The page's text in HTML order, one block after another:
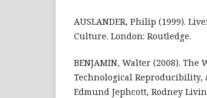
AUSLANDER, Philip (1999).
Culture. London: Routledge.
BENJAMIN, Walter (2008).
Technological Reproducibility,
Edmund Jephcott, Rodney